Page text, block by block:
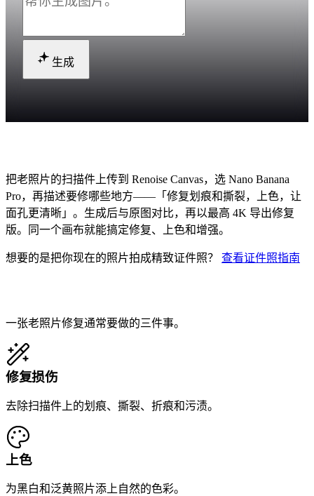
生成
把老照片的扫描件上传到 Renoise Canvas，选 Nano Banana
Pro，再描述要修哪些地方——「修复划痕和撕裂，上色，让
面孔更清晰」。生成后与原图对比，再以最高 4K 导出修复
版。同一个画布就能搞定修复、上色和增强。
想要的是把你现在的照片拍成精致证件照？ 查看证件照指南
一张老照片修复通常要做的三件事。
修复损伤
去除扫描件上的划痕、撕裂、折痕和污渍。
上色
为黑白和泛黄照片添上自然的色彩。